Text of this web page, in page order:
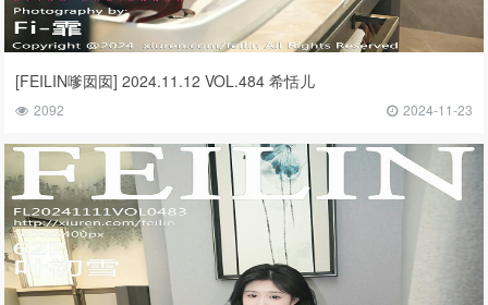
[FEILIN嗲囡囡] 2024.11.12 VOL.484 希恬儿
2092 2024-11-23